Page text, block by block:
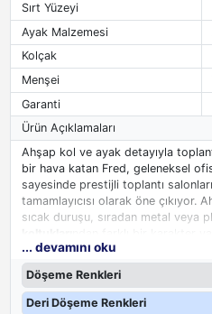
Sırt Yüzeyi
Ayak Malzemesi
Kolçak
Menşei
Garanti
Ürün Açıklamaları
Ahşap kol ve ayak detayıyla
bir hava katan Fred, geleneksel
sayesinde prestijli toplantı
tamamlayıcısı olarak öne çıkıyor.
sıcak duruşu, sıradan metal veya
uzun süren toplantılarda konforu
odalarında biraz daha ciddi ve
yöneticiler için Fred, zamana
sunuyor.
... devamını oku
Döşeme Renkleri
Deri Döşeme Renkleri